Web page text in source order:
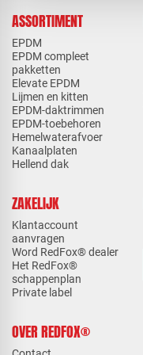
ASSORTIMENT
EPDM
EPDM compleet
pakketten
Elevate EPDM
Lijmen en kitten
EPDM-daktrimmen
EPDM-toebehoren
Hemelwaterafvoer
Kanaalplaten
Hellend dak
ZAKELIJK
Klantaccount
aanvragen
Word RedFox® dealer
Het RedFox®
schappenplan
Private label
OVER REDFOX®